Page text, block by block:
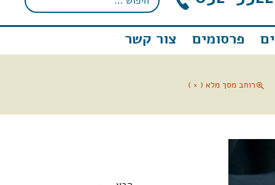
פרסומים צור קשר
רוחב מסך מלא ( × )